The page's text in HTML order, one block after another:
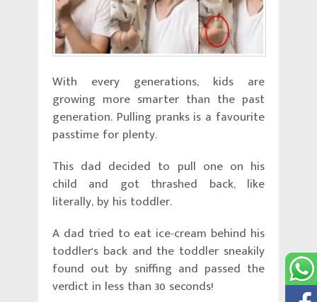
With every generations, kids are
growing more smarter than the past
generation. Pulling pranks is a favourite
passtime for plenty.
This dad decided to pull one on his
child and got thrashed back, like
literally, by his toddler.
A dad tried to eat ice-cream behind his
toddler's back and the toddler sneakily
found out by sniffing and passed the
verdict in less than 30 seconds!